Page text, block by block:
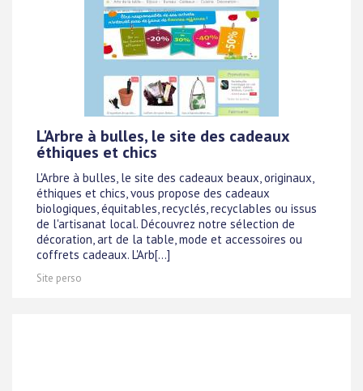
L'Arbre à bulles, le site des cadeaux
éthiques et chics
L'Arbre à bulles, le site des cadeaux beaux, originaux,
éthiques et chics, vous propose des cadeaux
biologiques, équitables, recyclés, recyclables ou issus
de l'artisanat local. Découvrez notre sélection de
décoration, art de la table, mode et accessoires ou
coffrets cadeaux. L'Arb[...]
Site perso